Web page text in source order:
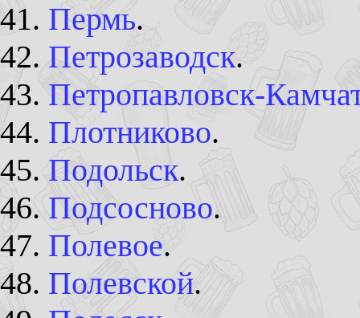
Пермь.
Петрозаводск.
Петропавловск-
Плотниково.
Подольск.
Подсосново.
Полевое.
Полевской.